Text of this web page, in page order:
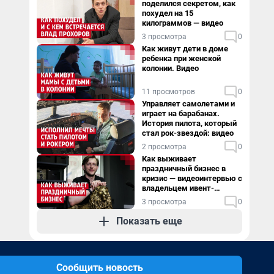
поделился секретом, как
похудел на 15
килограммов — видео
3 просмотра 0
Как живут дети в доме
ребенка при женской
колонии. Видео
11 просмотров 0
Управляет самолетами и
играет на барабанах.
История пилота, который
стал рок-звездой: видео
2 просмотра 0
Как выживает
праздничный бизнес в
кризис — видеоинтервью с
владельцем ивент-
агентства
3 просмотра 0
Показать еще
Сообщить новость